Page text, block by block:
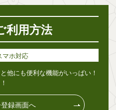
利用方法
マホ対応
他にも便利な機能がいっぱい！
録画面へ